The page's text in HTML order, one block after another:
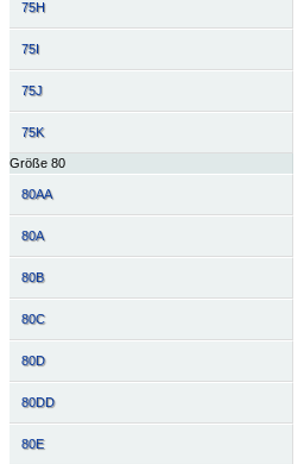
75H
75I
75J
75K
Größe 80
80AA
80A
80B
80C
80D
80DD
80E